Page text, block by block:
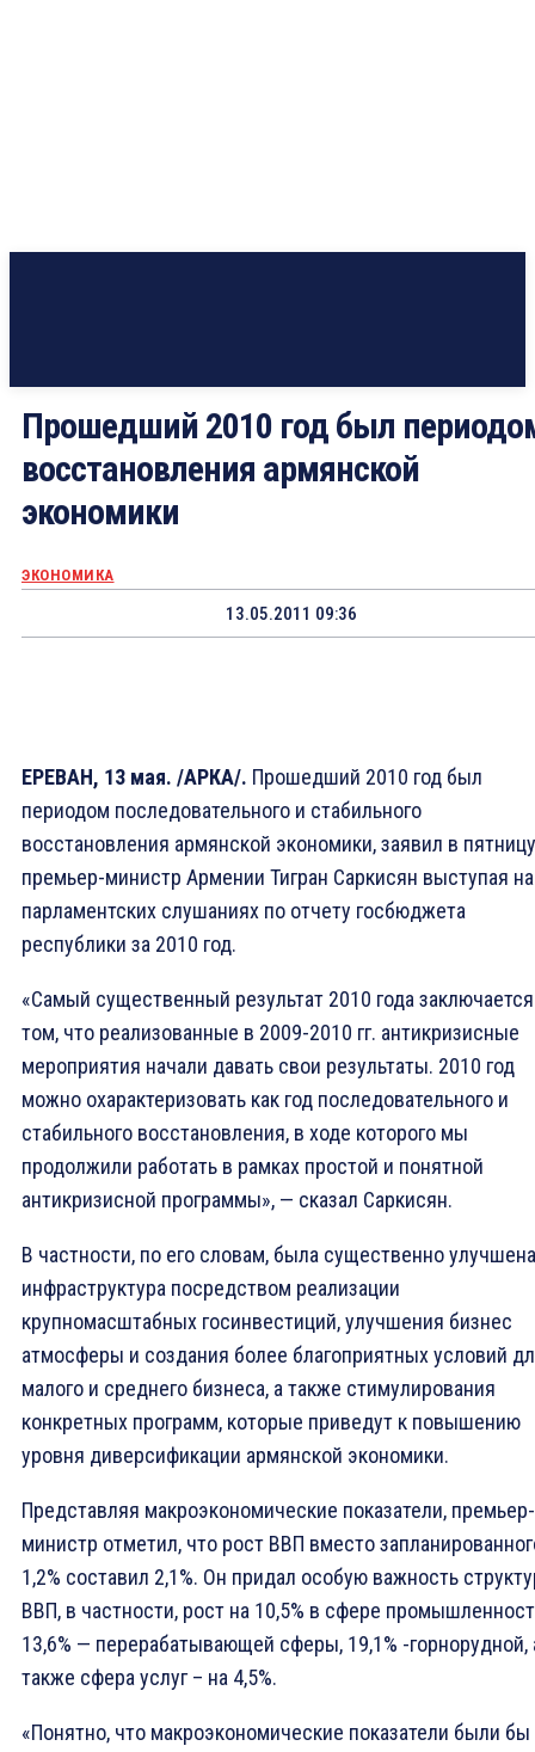
Прошедший 2010 год был
восстановления армянской
экономики
ЭКОНОМИКА
13.05.2011 09:36
ЕРЕВАН, 13 мая. /АРКА/. Прошедший 2010 год был
периодом последовательного и стабильного
восстановления армянской экономики, заявил в пятницу
премьер-министр Армении Тигран Саркисян выступая на
парламентских слушаниях по отчету госбюджета
республики за 2010 год.
«Самый существенный результат 2010 года
том, что реализованные в 2009-2010 гг. антикризисные
мероприятия начали давать свои результаты. 2010 год
можно охарактеризовать как год последовательного и
стабильного восстановления, в ходе которого мы
продолжили работать в рамках простой и понятной
антикризисной программы», — сказал Саркисян.
В частности, по его словам, была существенно улучшена
инфраструктура посредством реализации
крупномасштабных госинвестиций, улучшения бизнес
атмосферы и создания более благоприятных условий
малого и среднего бизнеса, а также стимулирования
конкретных программ, которые приведут к повышению
уровня диверсификации армянской экономики.
Представляя макроэкономические показатели, премьер-
министр отметил, что рост ВВП вместо
1,2% составил 2,1%. Он придал особую важность
ВВП, в частности, рост на 10,5% в сфере
13,6% — перерабатывающей сферы, 19,1% -горнорудной,
также сфера услуг – на 4,5%.
«Понятно, что макроэкономические показатели были бы